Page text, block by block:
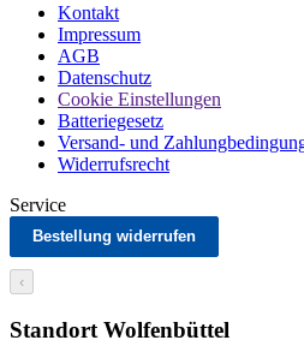
Kontakt
Impressum
AGB
Datenschutz
Cookie Einstellungen
Batteriegesetz
Versand- und
Widerrufsrecht
Service
Bestellung widerrufen
‹
Standort Wolfenbüttel